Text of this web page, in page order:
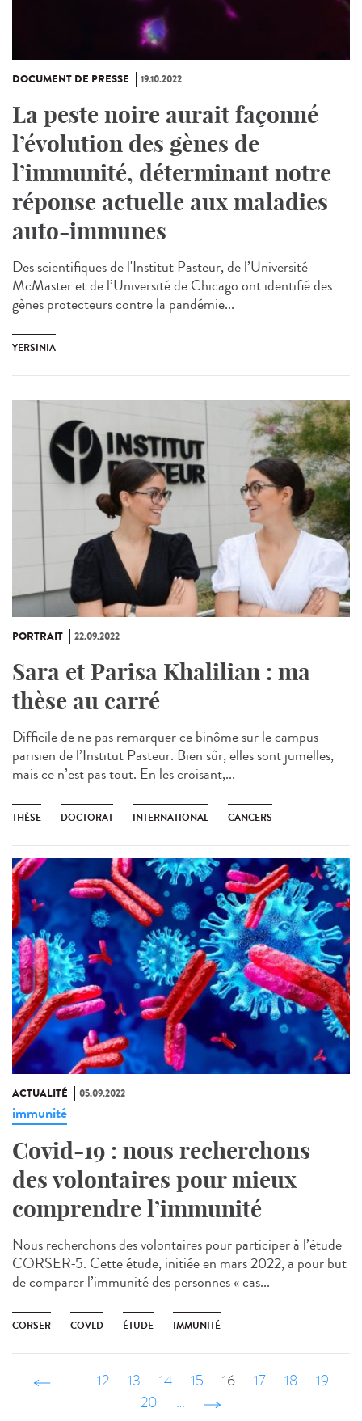
DOCUMENT DE PRESSE 19.10.2022
La peste noire aurait façonné
l’évolution des gènes de
l’immunité, déterminant notre
réponse actuelle aux maladies
auto-immunes
Des scientifiques de l'Institut Pasteur, de l’Université
McMaster et de l’Université de Chicago ont identifié des
gènes protecteurs contre la pandémie...
YERSINIA
PORTRAIT 22.09.2022
Sara et Parisa Khalilian : ma
thèse au carré
Difficile de ne pas remarquer ce binôme sur le campus
parisien de l’Institut Pasteur. Bien sûr, elles sont jumelles,
mais ce n’est pas tout. En les croisant,...
THÈSE DOCTORAT INTERNATIONAL CANCERS
ACTUALITÉ 05.09.2022
immunité
Covid-19 : nous recherchons
des volontaires pour mieux
comprendre l’immunité
Nous recherchons des volontaires pour participer à l’étude
CORSER-5. Cette étude, initiée en mars 2022, a pour but
de comparer l’immunité des personnes « cas...
CORSER COVLD ÉTUDE IMMUNITÉ
‹ précédent
… 12 13 14 15 16 17 18
19
20
… suivant ›